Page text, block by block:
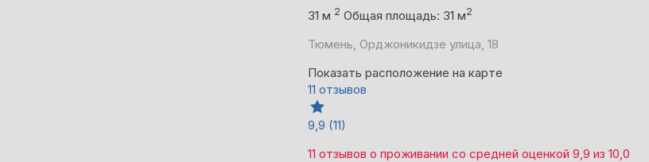
31 м 2 Общая площадь: 31 м2
Тюмень, Орджоникидзе улица, 18
Показать расположение на карте
11 отзывов
9,9 (11)
11 отзывов о проживании со средней оценкой 9,9 из 10,0